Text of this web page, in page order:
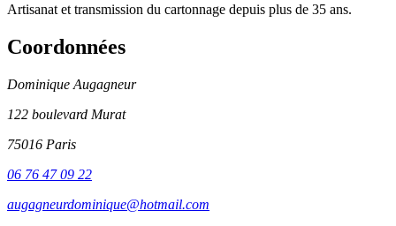
Artisanat et transmission du cartonnage depuis plus de 35 ans.
Coordonnées
Dominique Augagneur
122 boulevard Murat
75016 Paris
06 76 47 09 22
augagneurdominique@hotmail.com